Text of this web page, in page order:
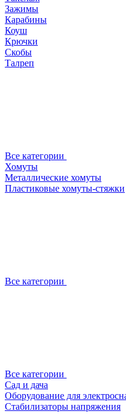
Зажимы
Карабины
Коуш
Крючки
Скобы
Талреп
Все категории
Хомуты
Металлические хомуты
Пластиковые хомуты-стяжки
Все категории
Все категории
Сад и дача
Оборудование для
Стабилизаторы напряжения